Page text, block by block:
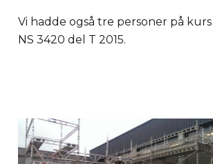
Vi hadde også tre personer på
NS 3420 del T 2015.